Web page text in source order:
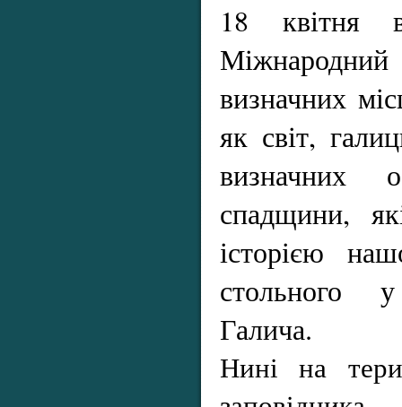
18 квітня в
визначних
як світ,
визначних
спадщини,
історією
стольного
Галича.
Нині на